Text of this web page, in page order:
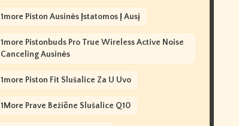
1more Piston Ausinės Įstatomos Į Ausį
1more Pistonbuds Pro True Wireless Active Noise
Canceling Ausinės
1more Piston Fit Slušalice Za U Uvo
1More Prave Bežične Slušalice Q10